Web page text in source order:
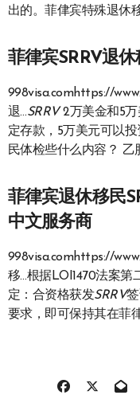
出的。菲侓宾特殊退休
菲律宾SRRV退
998visa.comhttps://
退…SRRV2万美金和5万
定存款，5万美元可以
民体检些什么内容？ 乙
菲律宾退休移民
中文服务商
998visa.comhttps://
移…根据LOI1470法案第
定：合资格获发SRRV
要求，即可保持其在菲